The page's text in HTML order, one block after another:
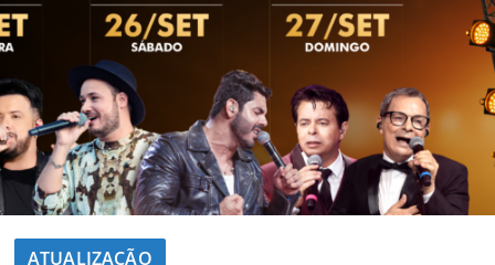
ATUALIZAÇÃO